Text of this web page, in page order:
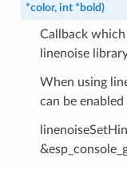
*color, int * bold)
Callback
linenoise
When using
can be